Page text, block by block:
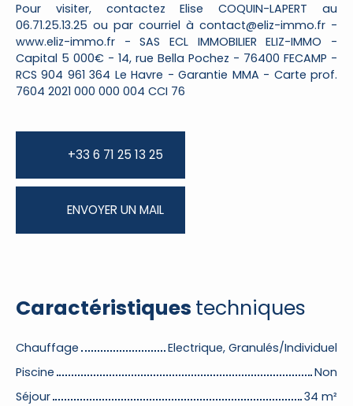
Pour visiter, contactez Elise COQUIN-LAPERT au
06.71.25.13.25 ou par courriel à contact@eliz-immo.fr -
www.eliz-immo.fr - SAS ECL IMMOBILIER ELIZ-IMMO -
Capital 5 000€ - 14, rue Bella Pochez - 76400 FECAMP -
RCS 904 961 364 Le Havre - Garantie MMA - Carte prof.
7604 2021 000 000 004 CCI 76
+33 6 71 25 13 25
ENVOYER UN MAIL
Caractéristiques techniques
Chauffage
Electrique, Granulés/Individuel
Piscine
Non
Séjour
34 m²